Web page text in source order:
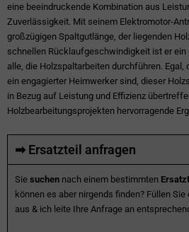
eine beeindruckende Kombination aus
Zuverlässigkeit. Mit seinem Elektromotor-
großzügigen Spaltgutlänge, der liegenden
schnellen Rücklaufgeschwindigkeit ist er
alle, die Holzspaltarbeiten durchführen. Egal,
ein engagierter Heimwerker sind, dieser
in Bezug auf Leistung und Effizienz
Holzbearbeitungsprojekten hervorragende
➡ Ersatzteil anfragen
Sie suchen nach einem bestimmten
können es aber nirgends finden? Füllen
aus & ich leite Ihre Anfrage an